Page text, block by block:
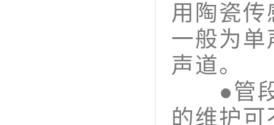
用陶瓷
一般为单
声道。
●管段
的维护